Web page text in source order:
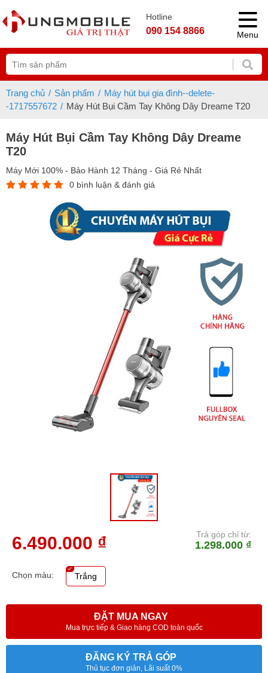
Hotline
090 154 8866 Menu
Trang chủ Sản phẩm
Máy hút bụi gia đình--delete-
-1717557672
Máy Hút Bụi Cầm Tay Không Dây Dreame T20
Máy Hút Bụi Cầm Tay Không Dây Dreame
T20
Máy Mới 100% - Bảo Hành 12 Tháng - Giá Rẻ Nhất
0 bình luận & đánh giá
6.490.000 ₫ Trả góp chỉ từ:
1.298.000 ₫
Chọn màu: Trắng
ĐẶT MUA NGAY
Mua trực tiếp & Giao hàng COD toàn quốc
ĐĂNG KÝ TRẢ GÓP
Thủ tục đơn giản, Lãi suất 0%